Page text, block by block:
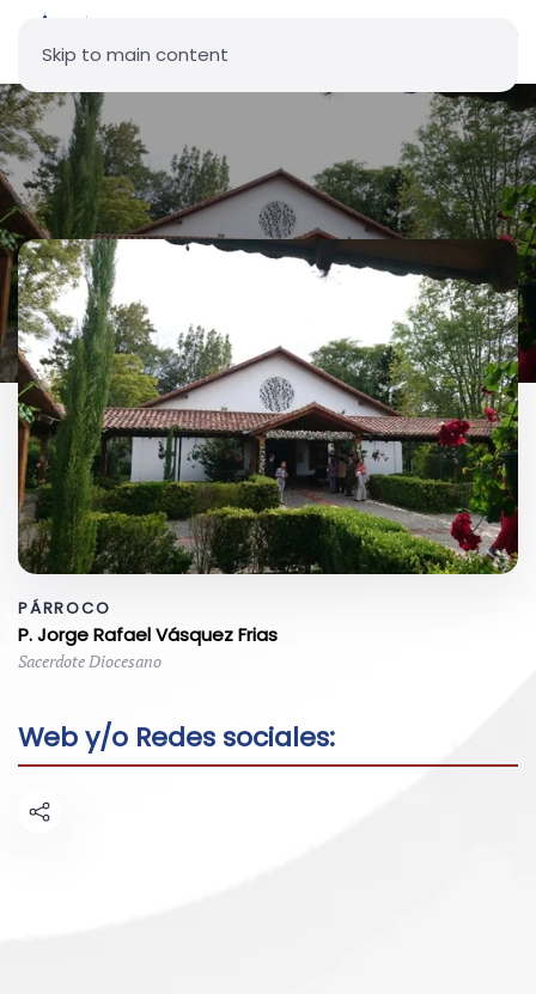
Skip to main content
Parroquia Jesús de las
Bienaventuranzas -Tababela
PÁRROCO
P. Jorge Rafael Vásquez Frias
Sacerdote Diocesano
Web y/o Redes sociales: